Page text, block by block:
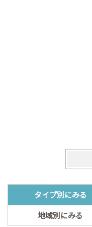
タイプ別にみる
地域別にみる